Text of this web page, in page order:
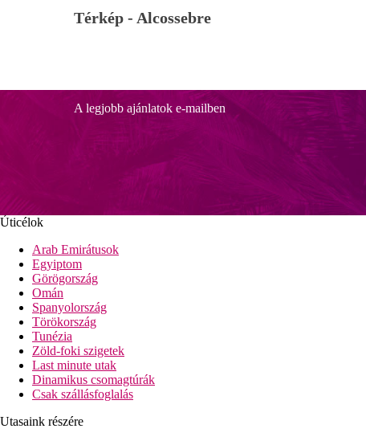
Térkép - Alcossebre
A legjobb ajánlatok e-mailben
Úticélok
Arab Emirátusok
Egyiptom
Görögország
Omán
Spanyolország
Törökország
Tunézia
Zöld-foki szigetek
Last minute utak
Dinamikus csomagtúrák
Csak szállásfoglalás
Utasaink részére